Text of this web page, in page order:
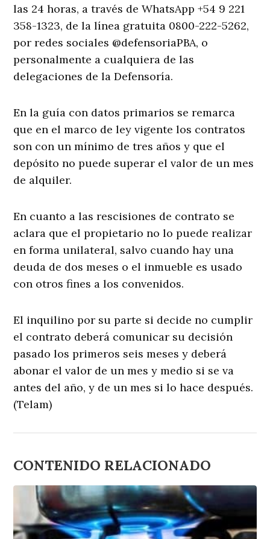
las 24 horas, a través de WhatsApp +54 9 221
358-1323, de la línea gratuita 0800-222-5262,
por redes sociales @defensoriaPBA, o
personalmente a cualquiera de las
delegaciones de la Defensoría.
En la guía con datos primarios se remarca
que en el marco de ley vigente los contratos
son con un mínimo de tres años y que el
depósito no puede superar el valor de un mes
de alquiler.
En cuanto a las rescisiones de contrato se
aclara que el propietario no lo puede realizar
en forma unilateral, salvo cuando hay una
deuda de dos meses o el inmueble es usado
con otros fines a los convenidos.
El inquilino por su parte si decide no cumplir
el contrato deberá comunicar su decisión
pasado los primeros seis meses y deberá
abonar el valor de un mes y medio si se va
antes del año, y de un mes si lo hace después.
(Telam)
CONTENIDO RELACIONADO